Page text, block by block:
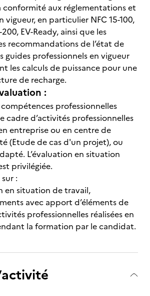
conformité aux réglementations et
vigueur, en particulier NFC 15-100,
200, EV-Ready, ainsi que les
recommandations de l’état de
guides professionnels en vigueur
les calculs de puissance pour une
de recharge.
:
compétences professionnelles
cadre d’activités professionnelles
entreprise ou en centre de
(Etude de cas d'un projet), ou
L’évaluation en situation
privilégiée.
:
en situation de travail,
avec apport d’éléments de
professionnelles réalisées en
la formation par le candidat.